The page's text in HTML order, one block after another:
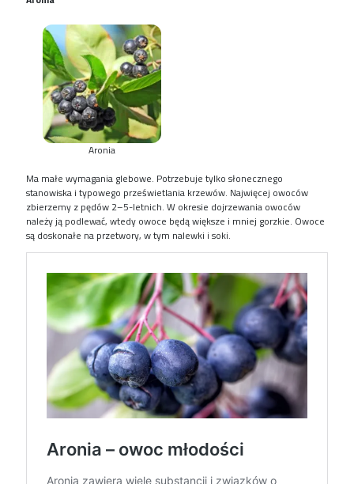
Aronia
Ma małe wymagania glebowe. Potrzebuje tylko słonecznego
stanowiska i typowego prześwietlania krzewów. Najwięcej owoców
zbierzemy z pędów 2–5-letnich. W okresie dojrzewania owoców
należy ją podlewać, wtedy owoce będą większe i mniej gorzkie. Owoce
są doskonałe na przetwory, w tym nalewki i soki.